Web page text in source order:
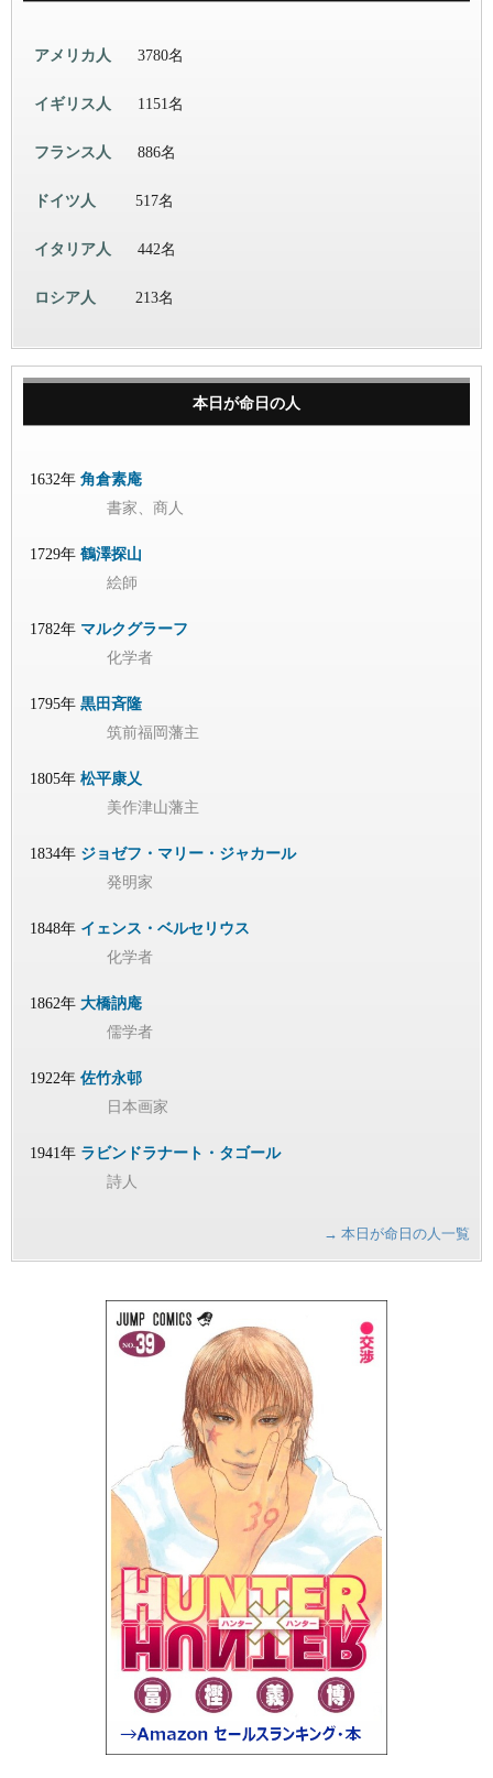
アメリカ人 3780名
イギリス人 1151名
フランス人 886名
ドイツ人 517名
イタリア人 442名
ロシア人 213名
本日が命日の人
1632年 角倉素庵
書家、商人
1729年 鶴澤探山
絵師
1782年 マルクグラーフ
化学者
1795年 黒田斉隆
筑前福岡藩主
1805年 松平康乂
美作津山藩主
1834年 ジョゼフ・マリー・ジャカール
発明家
1848年 イェンス・ベルセリウス
化学者
1862年 大橋訥庵
儒学者
1922年 佐竹永邨
日本画家
1941年 ラビンドラナート・タゴール
詩人
→ 本日が命日の人一覧